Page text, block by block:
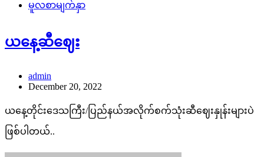
မူလစာမျက်နှာ
ယနေ့ဆီဈေး
admin
December 20, 2022
ယနေ့တိုင်းဒေသကြီး/ပြည်နယ်အလိုက်စက်သုံးဆီဈေးနှုန်းများပဲ
ဖြစ်ပါတယ်..